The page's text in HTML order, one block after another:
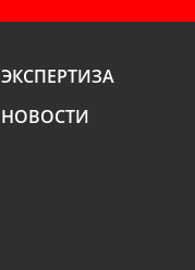
ЭКСПЕРТИЗА
НОВОСТИ